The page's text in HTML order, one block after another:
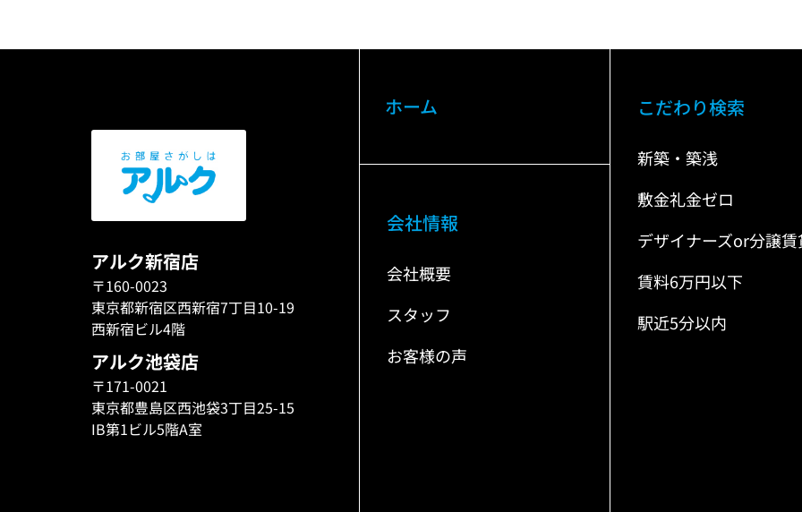
アルク新宿店
〒160-0023
東京都新宿区西新宿7丁目10-19
西新宿ビル4階
アルク池袋店
〒171-0021
東京都豊島区西池袋3丁目25-15
IB第1ビル5階A室
ホーム
会社情報
会社概要
スタッフ
お客様の声
こだわり検索
新築・築浅
敷金礼金ゼロ
デザイナーズor分譲賃
賃料6万円以下
駅近5分以内